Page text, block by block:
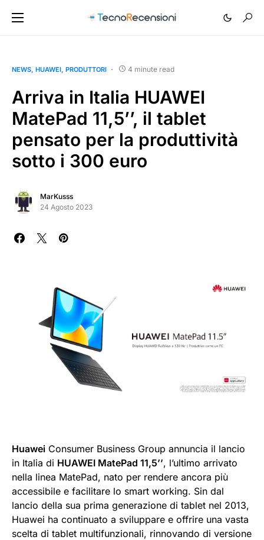
NEWS HUAWEI PRODUTTORI 4 minute read
Arriva in Italia HUAWEI
MatePad 11,5’’, il tablet
pensato per la produttività
sotto i 300 euro
MarKusss
24 Agosto 2023
Huawei Consumer Business Group annuncia il lancio
in Italia di HUAWEI MatePad 11,5’’, l’ultimo arrivato
nella linea MatePad, nato per rendere ancora più
accessibile e facilitare lo smart working. Sin dal
lancio della sua prima generazione di tablet nel 2013,
Huawei ha continuato a sviluppare e offrire una vasta
scelta di tablet multifunzionali, rinnovando di versione